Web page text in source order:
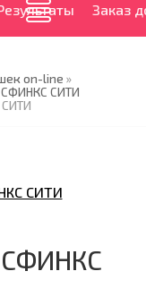
Заказ
on-line »
СИТИ